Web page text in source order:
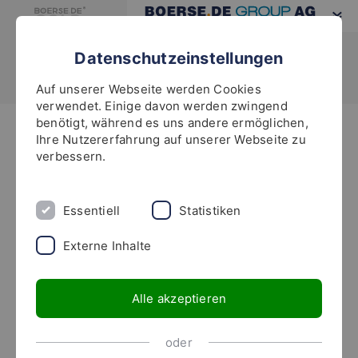
Highlights
Die häufigsten
Anlagefehler von
Privatanlegern und
Vermögensverwaltern
Da boerse.de-Aktienbrief-Abonnenten jährlich
Datenschutzeinstellungen
Auf unserer Webseite werden Cookies
verwendet. Einige davon werden zwingend
benötigt, während es uns andere ermöglichen,
Ihre Nutzererfahrung auf unserer Webseite zu
verbessern.
Essentiell Statistiken
Externe Inhalte
Alle akzeptieren
oder